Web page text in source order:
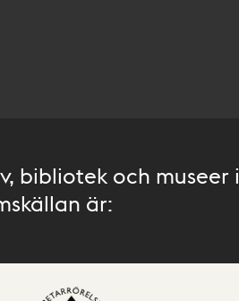
bibliotek och museer i
är: